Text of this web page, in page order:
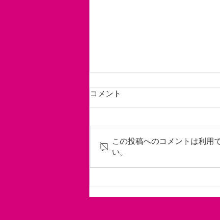
サマーセミナー学校体育コー
コメント
この投稿へのコメントは利用
い。